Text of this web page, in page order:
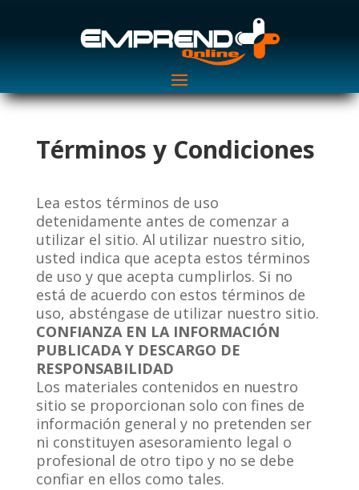
Términos y Condiciones
Lea estos términos de uso
detenidamente antes de comenzar a
utilizar el sitio. Al utilizar nuestro sitio,
usted indica que acepta estos términos
de uso y que acepta cumplirlos. Si no
está de acuerdo con estos términos de
uso, absténgase de utilizar nuestro sitio.
CONFIANZA EN LA INFORMACIÓN
PUBLICADA Y DESCARGO DE
RESPONSABILIDAD
Los materiales contenidos en nuestro
sitio se proporcionan solo con fines de
información general y no pretenden ser
ni constituyen asesoramiento legal o
profesional de otro tipo y no se debe
confiar en ellos como tales.